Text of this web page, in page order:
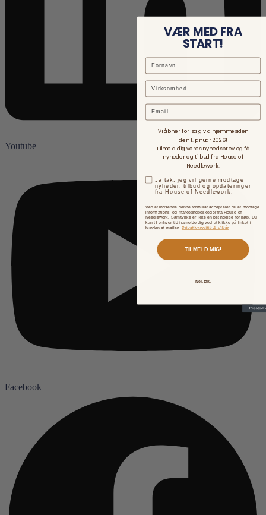
Youtube
Facebook
VÆR MED FRA
START!
Email
Vi åbner for salg via hjemmesiden
den 1. januar 2026!
Tilmeld dig vores nyhedsbrev og få
nyheder og tilbud fra House of
Needlework.
Ja tak, jeg vil gerne modtage
nyheder, tilbud og opdateringer
fra House of Needlework.
Ved at indsende denne formular accepterer du at modtage
informations- og marketingbeskeder fra House of
Needlework. Samtykke er ikke en betingelse for køb. Du
kan til enhver tid framelde dig ved at klikke på linket i
bunden af mailen.Privatlivspolitik & Vilkår.
TILMELD MIG!
Nej, tak.